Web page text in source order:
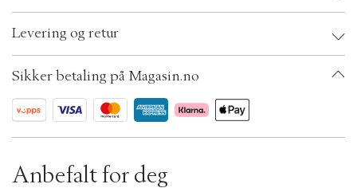
i
i
n
.
e
EAN: 4069111070216
ID: BKJH63-0008
Levering og retur
Sikker betaling på Magasin.no
Anbefalt for deg